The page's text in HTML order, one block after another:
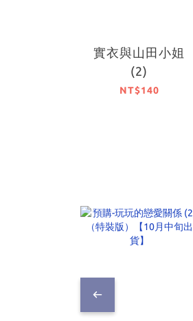
實衣與山田小姐
(2)
NT$140